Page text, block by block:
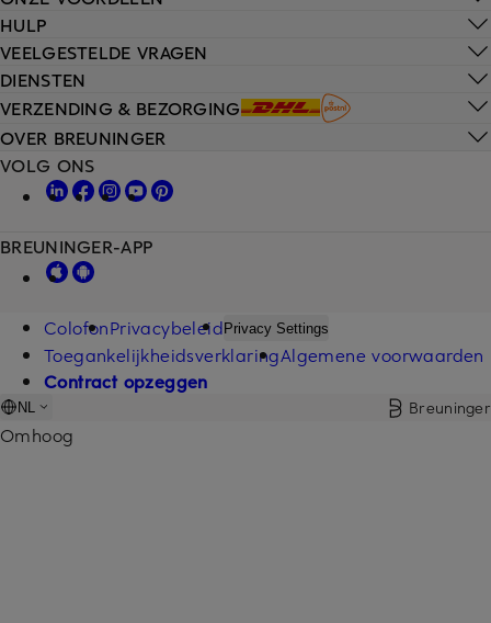
HULP
VEELGESTELDE VRAGEN
DIENSTEN
VERZENDING & BEZORGING
OVER BREUNINGER
VOLG ONS
BREUNINGER-APP
ColofonPrivacybeleidPrivacy Settings
ToegankelijkheidsverklaringAlgemene voorwaarden
Contract opzeggen
NL Breuninger
Omhoog